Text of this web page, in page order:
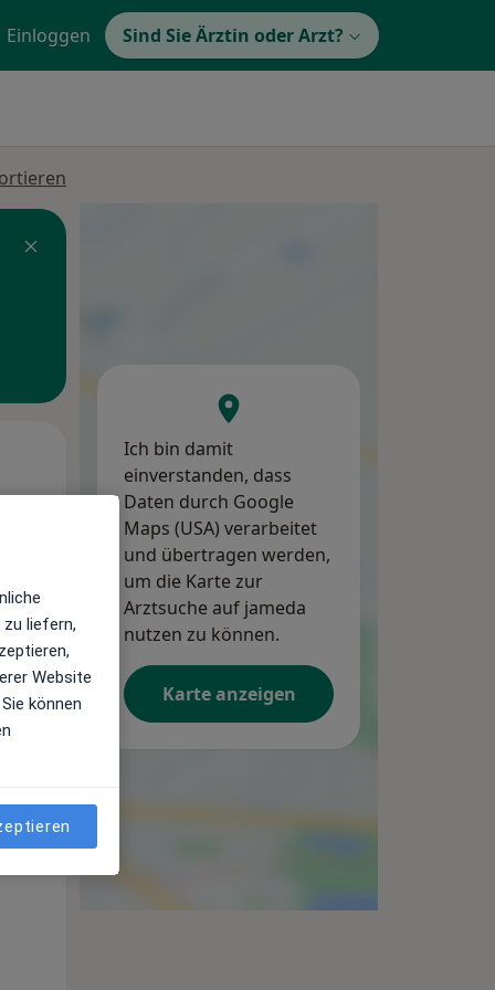
Einloggen Sind Sie Ärztin oder Arzt?
Do,
13 Aug 14 Aug
Ich bin damit
einverstanden, dass
Daten durch Google
Maps (USA) verarbeitet
und übertragen werden,
um die Karte zur
Arztsuche auf jameda
nutzen zu können.
Karte anzeigen
liefern,
Website
können